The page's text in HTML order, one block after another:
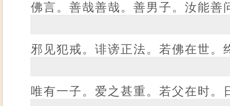
佛言。善哉善哉。善男子。汝能
邪见犯戒。诽谤正法。若佛在世
唯有一子。爱之甚重。若父在时